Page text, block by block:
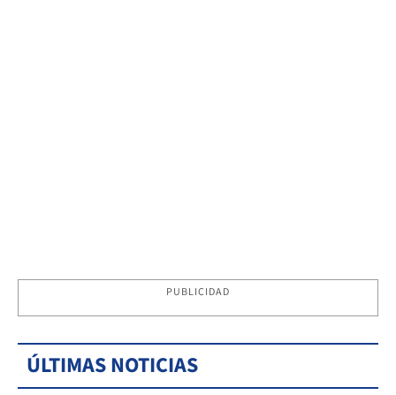
PUBLICIDAD
ÚLTIMAS NOTICIAS